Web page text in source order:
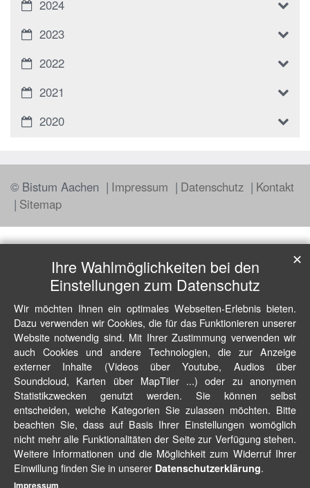
2024
2023
2022
2021
2020
© Bistum Aachen Impressum Datenschutz
Kontakt
Sitemap
Ihre Wahlmöglichkeiten bei den
Einstellungen zum Datenschutz
Wir möchten Ihnen ein optimales Webseiten-Erlebnis bieten.
Dazu verwenden wir Cookies, die für das Funktionieren unserer
Website notwendig sind. Mit Ihrer Zustimmung verwenden wir
auch Cookies und andere Technologien, die zur Anzeige
externer Inhalte (Videos über Youtube, Audios über
Soundcloud, Karten über MapTiler ...) oder zu anonymen
Statistikzwecken genutzt werden. Sie können selbst
entscheiden, welche Kategorien Sie zulassen möchten. Bitte
beachten Sie, dass auf Basis Ihrer Einstellungen womöglich
nicht mehr alle Funktionalitäten der Seite zur Verfügung stehen.
Weitere Informationen und die Möglichkeit zum Widerruf Ihrer
Einwillung finden Sie in unserer Datenschutzerklärung.
✕
Impressum